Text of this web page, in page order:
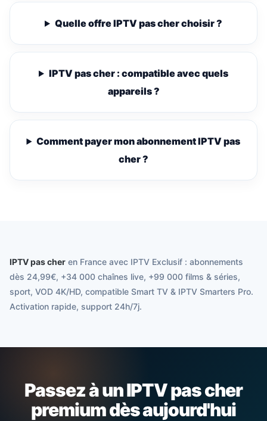
Quelle offre IPTV pas cher choisir ?
IPTV pas cher : compatible avec quels
appareils ?
Comment payer mon abonnement IPTV pas
cher ?
IPTV pas cher en France avec IPTV Exclusif : abonnements
dès 24,99€, +34 000 chaînes live, +99 000 films & séries,
sport, VOD 4K/HD, compatible Smart TV & IPTV Smarters Pro.
Activation rapide, support 24h/7j.
Passez à un IPTV pas cher
premium dès aujourd'hui